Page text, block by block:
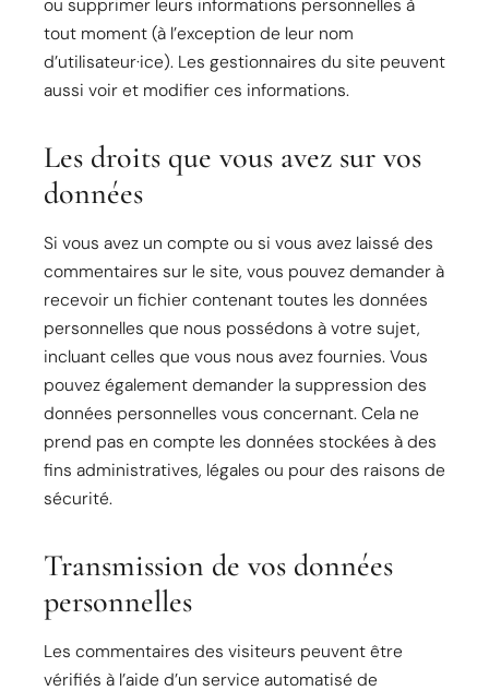
tout moment (à l’exception de leur nom
d’utilisateur·ice). Les gestionnaires du site peuvent
aussi voir et modifier ces informations.
Les droits que vous avez sur vos
données
Si vous avez un compte ou si vous avez laissé des
commentaires sur le site, vous pouvez demander à
recevoir un fichier contenant toutes les données
personnelles que nous possédons à votre sujet,
incluant celles que vous nous avez fournies. Vous
pouvez également demander la suppression des
données personnelles vous concernant. Cela ne
prend pas en compte les données stockées à des
fins administratives, légales ou pour des raisons de
sécurité.
Transmission de vos données
personnelles
Les commentaires des visiteurs peuvent être
vérifiés à l’aide d’un service automatisé de